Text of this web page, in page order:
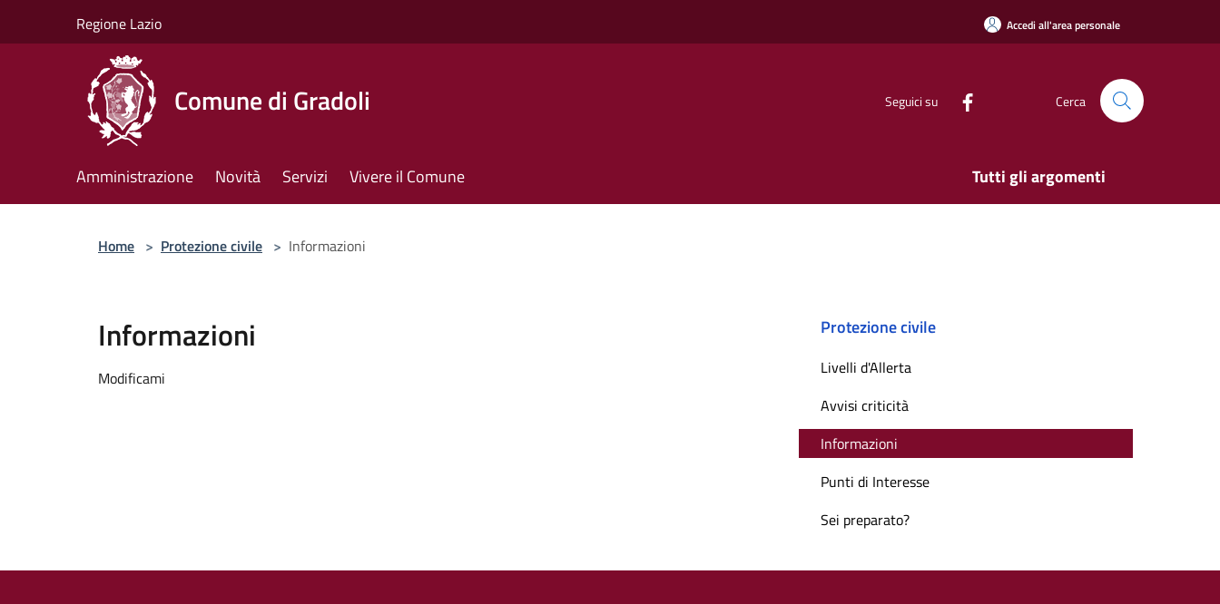
Regione Lazio Accedi all'area personale
Comune di Gradoli Seguici su Cerca
Amministrazione Novità Servizi Vivere il Comune Tutti gli argomenti
Home > Protezione civile > Informazioni
Informazioni
Modificami
Protezione civile
Livelli d'Allerta
Avvisi criticità
Informazioni
Punti di Interesse
Sei preparato?